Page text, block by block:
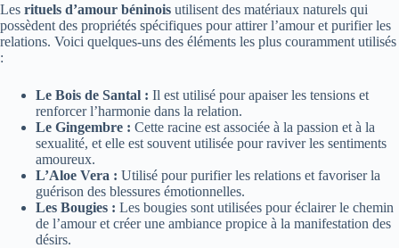
Les rituels d’amour béninois utilisent des matériaux naturels qui
possèdent des propriétés spécifiques pour attirer l’amour et purifier les
relations. Voici quelques-uns des éléments les plus couramment utilisés
:
Le Bois de Santal : Il est utilisé pour apaiser les tensions et
renforcer l’harmonie dans la relation.
Le Gingembre : Cette racine est associée à la passion et à la
sexualité, et elle est souvent utilisée pour raviver les sentiments
amoureux.
L’Aloe Vera : Utilisé pour purifier les relations et favoriser la
guérison des blessures émotionnelles.
Les Bougies : Les bougies sont utilisées pour éclairer le chemin
de l’amour et créer une ambiance propice à la manifestation des
désirs.